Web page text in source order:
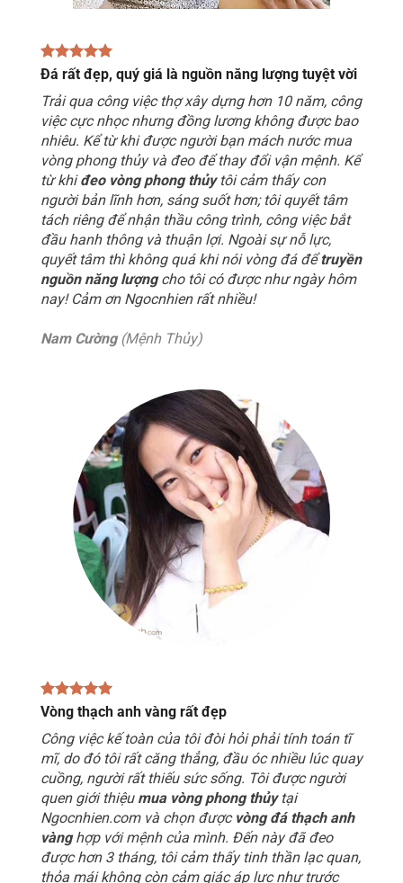
Đá rất đẹp, quý giá là nguồn năng lượng tuyệt vời
Trải qua công việc thợ xây dựng hơn 10 năm, công
việc cực nhọc nhưng đồng lương không được bao
nhiêu. Kể từ khi được người bạn mách nước mua
vòng phong thủy và đeo để thay đổi vận mệnh. Kể
từ khiđeo vòng phong thủytôi cảm thấy con
người bản lĩnh hơn, sáng suốt hơn; tôi quyết tâm
tách riêng để nhận thầu công trình, công việc bắt
đầu hanh thông và thuận lợi. Ngoài sự nỗ lực,
quyết tâm thì không quá khi nói vòng đá đểtruyền
nguồn năng lượngcho tôi có được như ngày hôm
nay! Cảm ơn Ngocnhien rất nhiều!
Nam Cường(Mệnh Thủy)
Vòng thạch anh vàng rất đẹp
Công việc kế toàn của tôi đòi hỏi phải tính toán tĩ
mĩ, do đó tôi rất căng thẳng, đầu óc nhiều lúc quay
cuồng, người rất thiếu sức sống. Tôi được người
quen giới thiệu mua vòng phong thủytại
Ngocnhien.com và chọn được vòng đá thạch anh
vànghợp với mệnh của mình. Đến này đã đeo
được hơn 3 tháng, tôi cảm thấy tinh thần lạc quan,
thỏa mái không còn cảm giác áp lực như trước